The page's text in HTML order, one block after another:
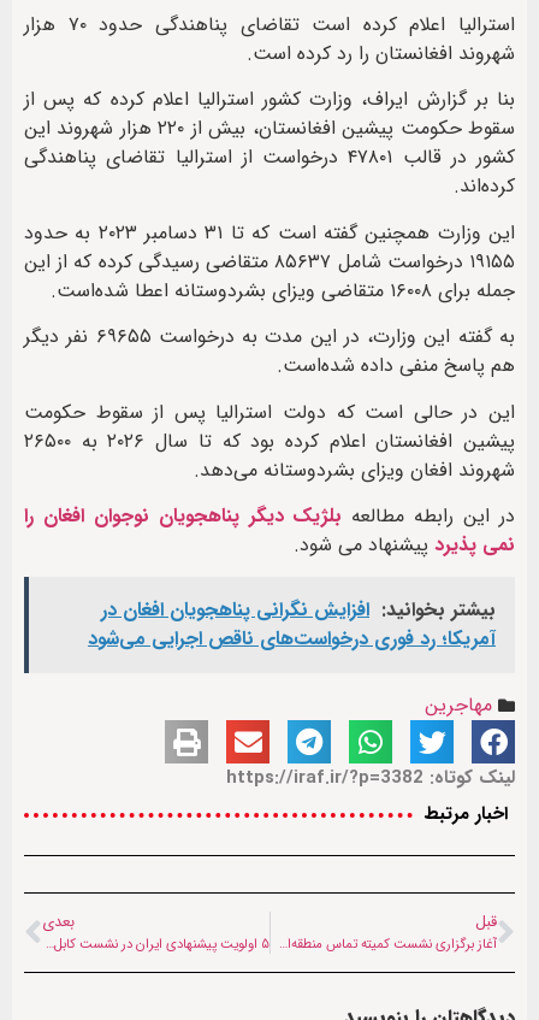
استرالیا اعلام کرده است تقاضای پناهندگی حدود ۷۰ هزار
شهروند افغانستان را رد کرده‌ است.
بنا بر گزارش ایراف، وزارت کشور استرالیا اعلام کرده که پس از
سقوط حکومت پیشین افغانستان، بیش از ۲۲۰ هزار شهروند این
کشور در قالب ۴۷۸۰۱ درخواست از استرالیا تقاضای پناهندگی
کرده‌اند.
این وزارت همچنین گفته است که تا ۳۱ دسامبر ۲۰۲۳ به حدود
۱۹۱۵۵ درخواست شامل ۸۵۶۳۷ متقاضی رسیدگی کرده که از این
جمله برای ۱۶۰۰۸ متقاضی ویزای بشردوستانه اعطا شده‌است.
به گفته این وزارت، در این مدت به درخواست ۶۹۶۵۵ نفر دیگر
هم پاسخ منفی داده شده‌است.
این در حالی است که دولت استرالیا پس از سقوط حکومت
پیشین افغانستان اعلام کرده بود که تا سال ۲۰۲۶ به ۲۶۵۰۰
شهروند افغان ویزای بشردوستانه می‌دهد.
در این رابطه مطالعه بلژیک دیگر پناهجویان نوجوان افغان را
نمی پذیرد پیشنهاد می شود.
بیشتر بخوانید: افزایش نگرانی پناهجویان افغان در
آمریکا؛ رد فوری درخواست‌های ناقص اجرایی می‌شود
مهاجرین
لینک کوتاه: https://iraf.ir/?p=3382
اخبار مرتبط
قبل
آغاز برگزاری نشست کمیته تماس منطقه‌ای به میزبانی کابل + عکس و فیلم
بعدی
۵ اولویت پیشنهادی ایران در نشست کابل برای مقابله با تهدیدات منطقه‌ای و بین‌المللی